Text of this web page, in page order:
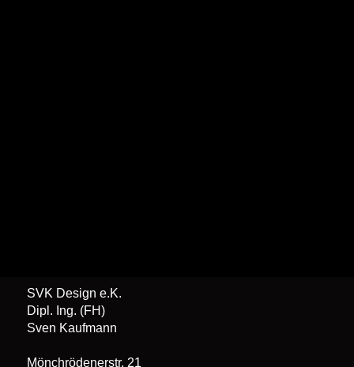
SVK Design e.K.
Dipl. Ing. (FH)
Sven Kaufmann
Mönchrödenerstr. 21